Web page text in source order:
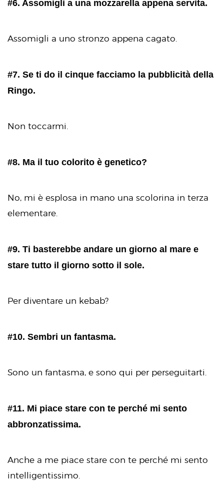
#6. Assomigli a una mozzarella appena servita.
Assomigli a uno stronzo appena cagato.
#7. Se ti do il cinque facciamo la pubblicità della
Ringo.
Non toccarmi.
#8. Ma il tuo colorito è genetico?
No, mi è esplosa in mano una scolorina in terza
elementare.
#9. Ti basterebbe andare un giorno al mare e
stare tutto il giorno sotto il sole.
Per diventare un kebab?
#10. Sembri un fantasma.
Sono un fantasma, e sono qui per perseguitarti.
#11. Mi piace stare con te perché mi sento
abbronzatissima.
Anche a me piace stare con te perché mi sento
intelligentissimo.